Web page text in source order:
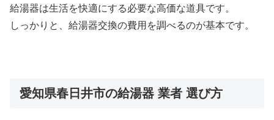
給湯器は生活を快適にする必要な高価な道具です。
しっかりと、給湯器交換の費用を調べるのが基本です。
愛知県春日井市の給湯器 業者 選び方